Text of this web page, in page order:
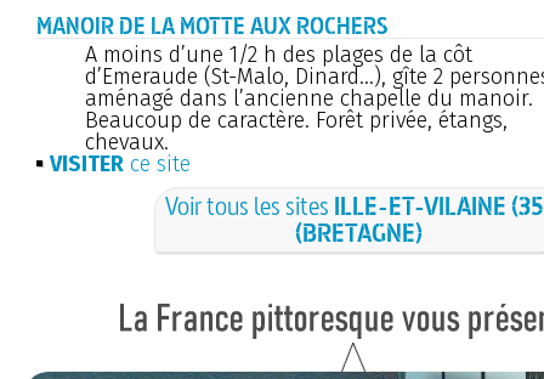
MANOIR DE LA MOTTE AUX ROCHERS
A moins d’une 1/2 h des plages de la côt
d’Emeraude (St-Malo, Dinard...), gîte 2
aménagé dans l’ancienne chapelle du manoir.
Beaucoup de caractère. Forêt privée, étangs,
chevaux.
VISITER ce site
Voir tous les sites ILLE-ET-VILAINE
(BRETAGNE)